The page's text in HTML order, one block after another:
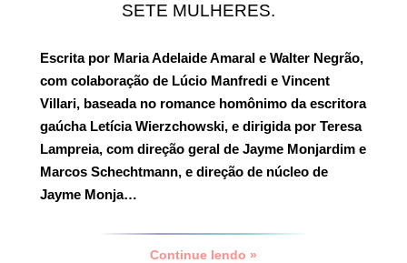
SETE MULHERES.
Escrita por Maria Adelaide Amaral e Walter Negrão,
com colaboração de Lúcio Manfredi e Vincent
Villari, baseada no romance homônimo da escritora
gaúcha Letícia Wierzchowski, e dirigida por Teresa
Lampreia, com direção geral de Jayme Monjardim e
Marcos Schechtmann, e direção de núcleo de
Jayme Monja…
Continue lendo »